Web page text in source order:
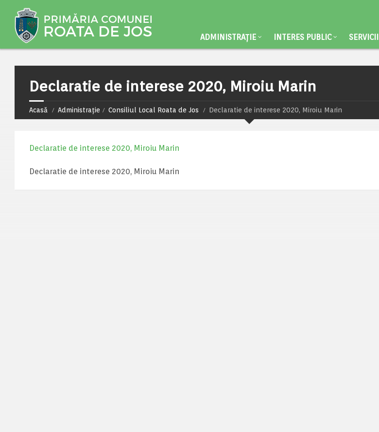
ADMINISTRAȚIE INTERES PUBLIC
Declaratie de interese 2020, Miroiu Marin
Acasă Administrație Consiliul Local Roata de Jos Declaratie de interese 2020, Miroiu Marin
Declaratie de interese 2020, Miroiu Marin
Declaratie de interese 2020, Miroiu Marin